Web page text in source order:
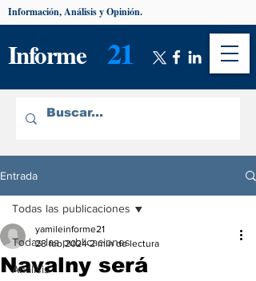
Informe 21
Información, Análisis y Opinión.
Entrada
Todas las publicaciones
Análisis
Todas las publicaciones
Navalny será
yamileinforme21
28 feb 2024 2 min de lectura